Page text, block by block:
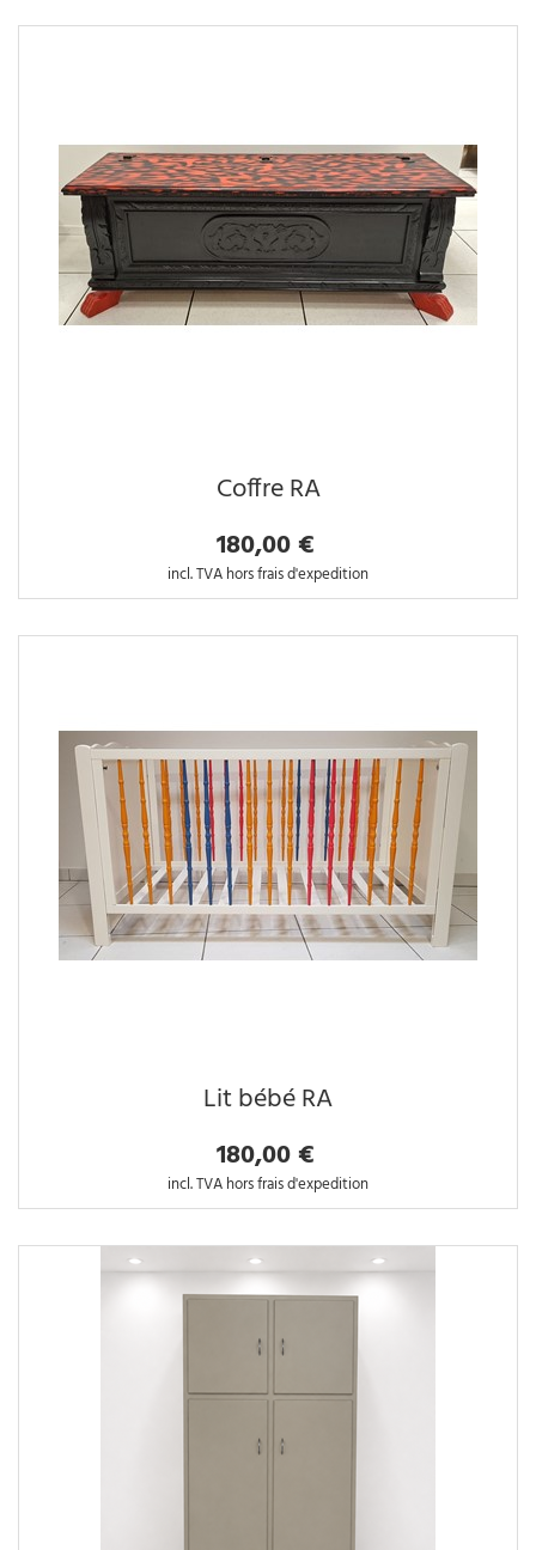
Coffre RA
180,00 €
incl. TVA hors frais d'expedition
Lit bébé RA
180,00 €
incl. TVA hors frais d'expedition